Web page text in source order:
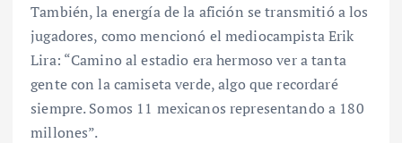
También, la energía de la afición se transmitió a los
jugadores, como mencionó el mediocampista Erik
Lira: “Camino al estadio era hermoso ver a tanta
gente con la camiseta verde, algo que recordaré
siempre. Somos 11 mexicanos representando a 180
millones”.